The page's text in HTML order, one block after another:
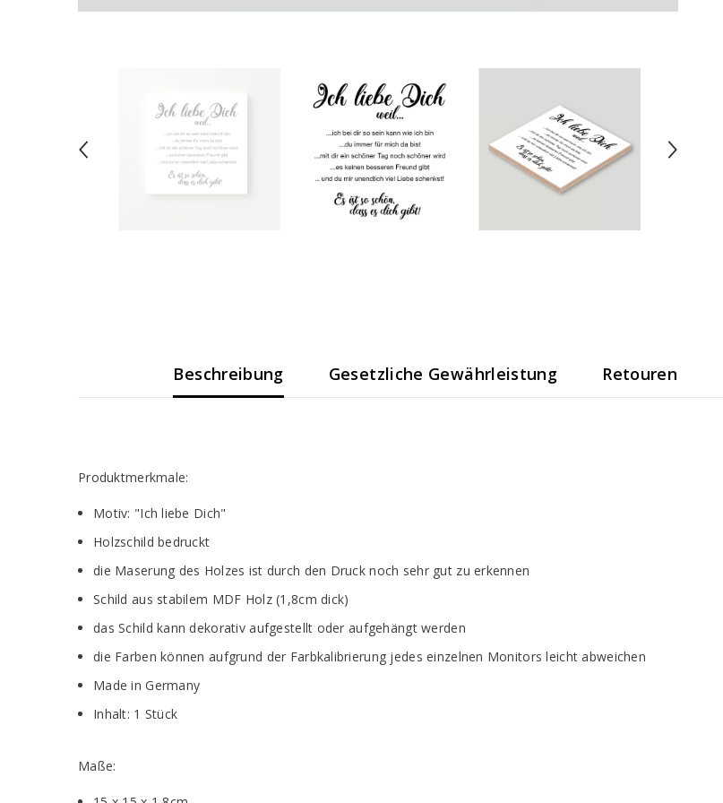
Beschreibung Gesetzliche Gewährleistung Retouren
Produktmerkmale:
Motiv: "Ich liebe Dich"
Holzschild bedruckt
die Maserung des Holzes ist durch den Druck noch sehr gut zu erkennen
Schild aus stabilem MDF Holz (1,8cm dick)
das Schild kann dekorativ aufgestellt oder aufgehängt werden
die Farben können aufgrund der Farbkalibrierung jedes einzelnen Monitors leicht abweichen
Made in Germany
Inhalt: 1 Stück
Maße: